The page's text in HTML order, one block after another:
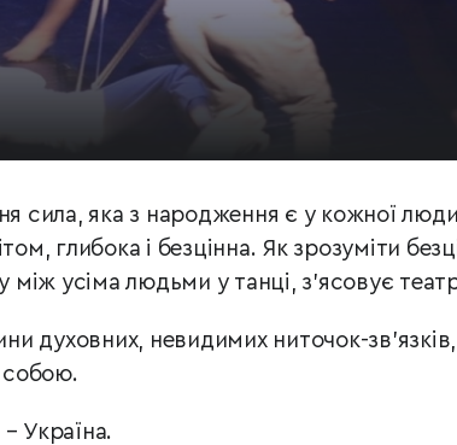
сила, яка з народження є у кожної
глибока і безцінна. Як зрозуміти
між усіма людьми у танці, з'ясовує
духовних, невидимих ниточок-зв’язків,
собою.
– Україна.